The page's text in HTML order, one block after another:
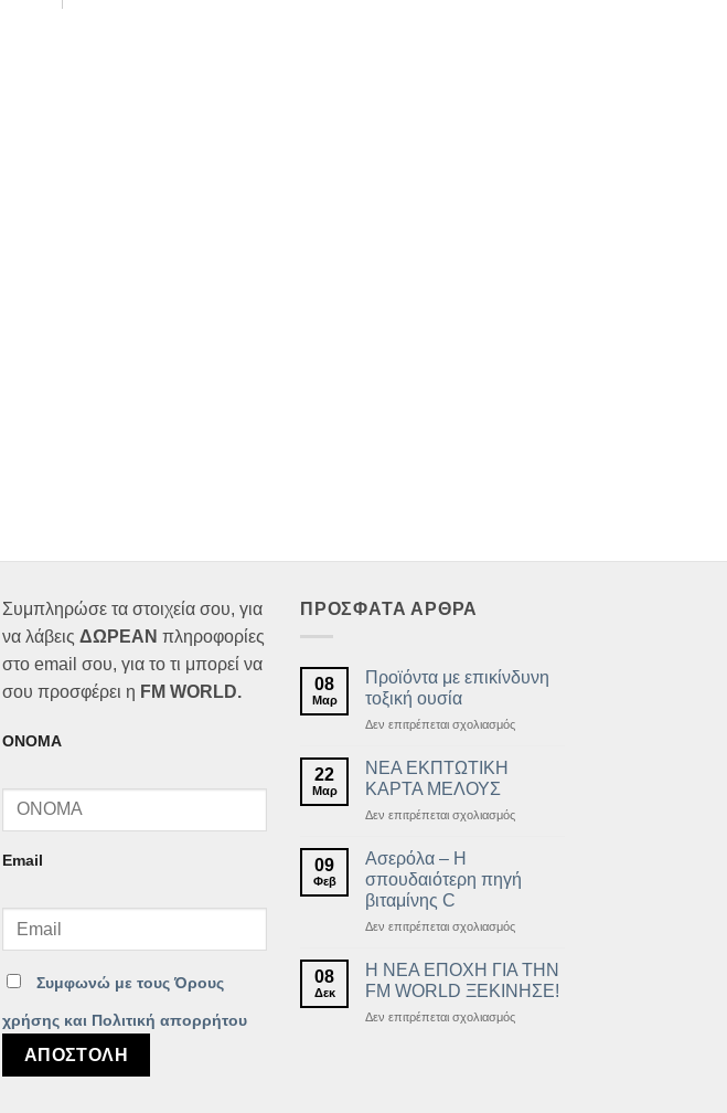
Συμπληρώσε τα στοιχεία σου, για
να λάβεις ΔΩΡΕΑΝ πληροφορίες
στο email σου, για το τι μπορεί να
σου προσφέρει η FM WORLD.
ΟΝΟΜΑ
Email
Συμφωνώ με τους Όρους
χρήσης και Πολιτική απορρήτου
ΠΡΟΣΦΑΤΑ ΑΡΘΡΑ
08
Μαρ
Προϊόντα με επικίνδυνη
τοξική ουσία
Δεν επιτρέπεται σχολιασμόςστο
ουσία
22
Μαρ
ΝΕΑ ΕΚΠΤΩΤΙΚΗ
ΚΑΡΤΑ ΜΕΛΟΥΣ
Δεν επιτρέπεται σχολιασμόςστο
ΚΑΡΤΑ
ΜΕΛΟΥΣ
09
Φεβ
Ασερόλα – Η
σπουδαιότερη πηγή
βιταμίνης C
Δεν επιτρέπεται σχολιασμόςστο
Η
σπουδαιότερη
πηγή
08
Δεκ
Η ΝΕΑ ΕΠΟΧΗ ΓΙΑ ΤΗΝ
FM WORLD ΞΕΚΙΝΗΣΕ!
Δεν επιτρέπεται σχολιασμόςστο